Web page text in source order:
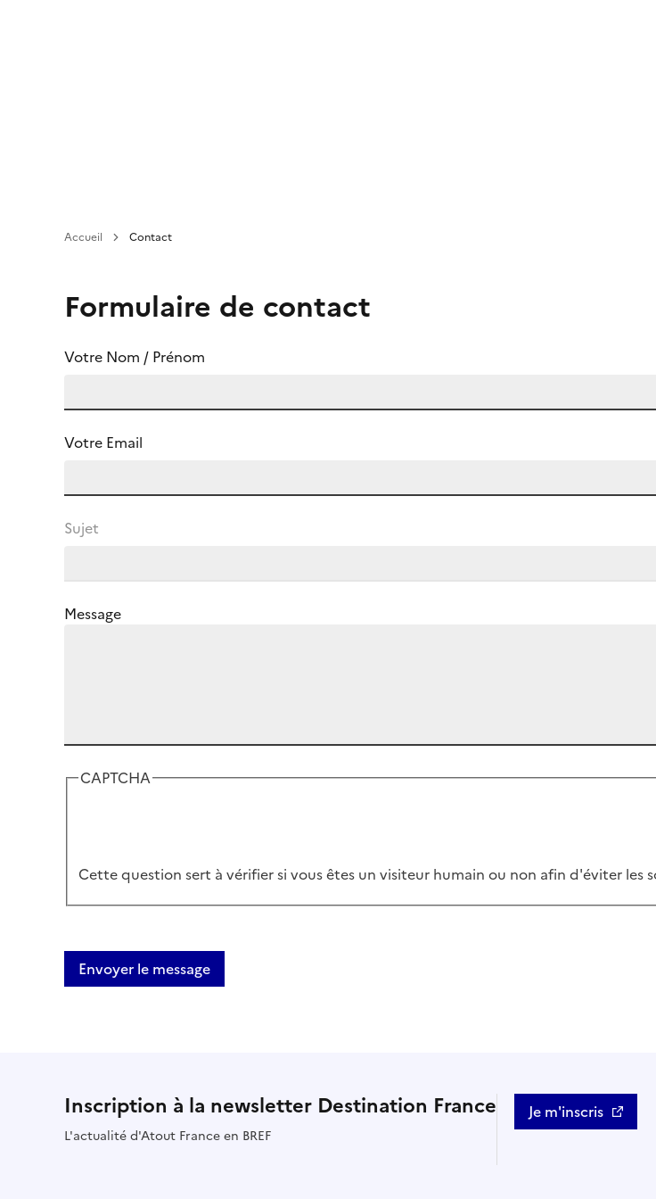
Accueil Contact
Formulaire de contact
Votre Nom / Prénom
Votre Email
Sujet
Message
CAPTCHA
Cette question sert à vérifier si vous êtes un visiteur humain ou non afin d'éviter les
Envoyer le message
Inscription à la newsletter Destination France
L'actualité d'Atout France en BREF
Je m'inscris